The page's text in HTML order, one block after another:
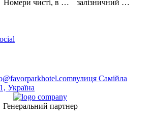
Номери чисті, в …
залізничний …
вулиця Самійла
Україна
Генеральний партнер